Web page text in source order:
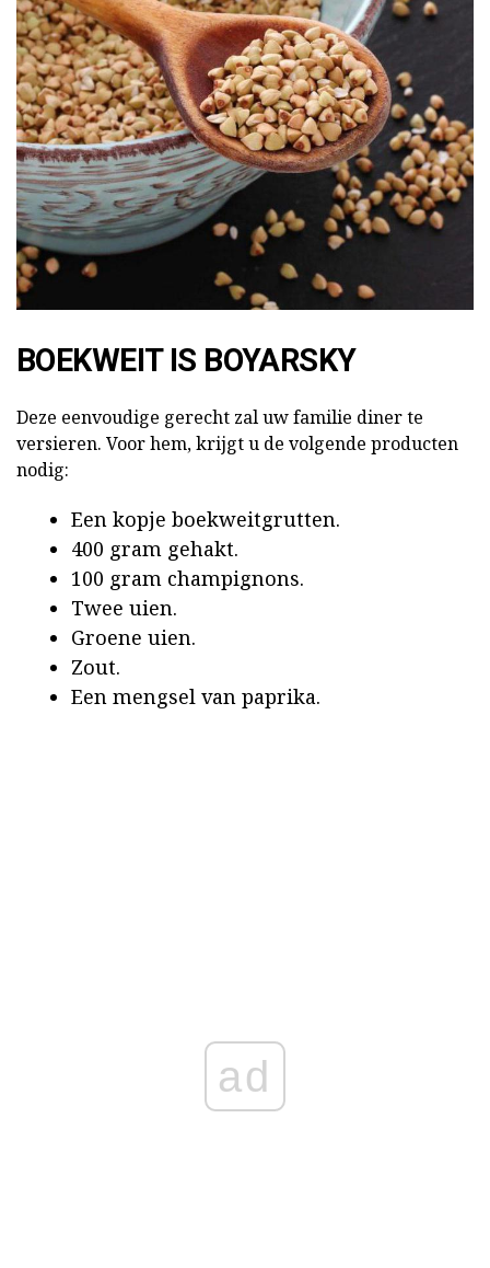
BOEKWEIT IS BOYARSKY
Deze eenvoudige gerecht zal uw familie diner te
versieren. Voor hem, krijgt u de volgende producten
nodig:
Een kopje boekweitgrutten.
400 gram gehakt.
100 gram champignons.
Twee uien.
Groene uien.
Zout.
Een mengsel van paprika.
ad